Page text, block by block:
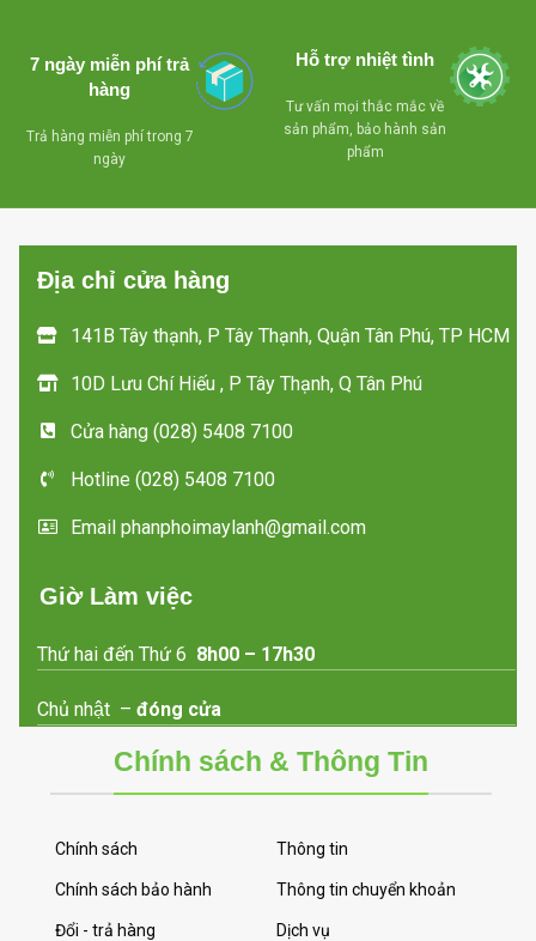
7 ngày miễn phí trả
hàng
Trả hàng miễn phí trong 7
ngày
Hỗ trợ nhiệt tình
Tư vấn mọi thắc mắc về
sản phẩm, bảo hành sản
phẩm
Địa chỉ cửa hàng
141B Tây thạnh, P Tây Thạnh, Quận Tân Phú, TP HCM
10D Lưu Chí Hiếu , P Tây Thạnh, Q Tân Phú
Cửa hàng (028) 5408 7100
Hotline (028) 5408 7100
Email phanphoimaylanh@gmail.com
Giờ Làm việc
Thứ hai đến Thứ 6 8h00 – 17h30
Chủ nhật –đóng cửa
Chính sách & Thông Tin
Chính sách
Chính sách bảo hành
Đổi - trả hàng
Thông tin
Thông tin chuyển khoản
Dịch vụ